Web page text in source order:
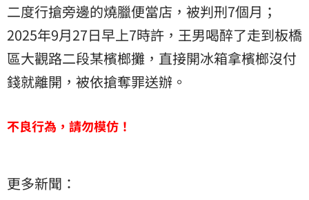
二度行搶旁邊的燒臘便當店，被判刑7個月；
2025年9月27日早上7時許，王男喝醉了走到板橋
區大觀路二段某檳榔攤，直接開冰箱拿檳榔沒付
錢就離開，被依搶奪罪送辦。
不良行為，請勿模仿！
更多新聞：